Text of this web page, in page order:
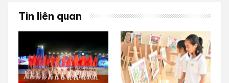
Tin liên quan